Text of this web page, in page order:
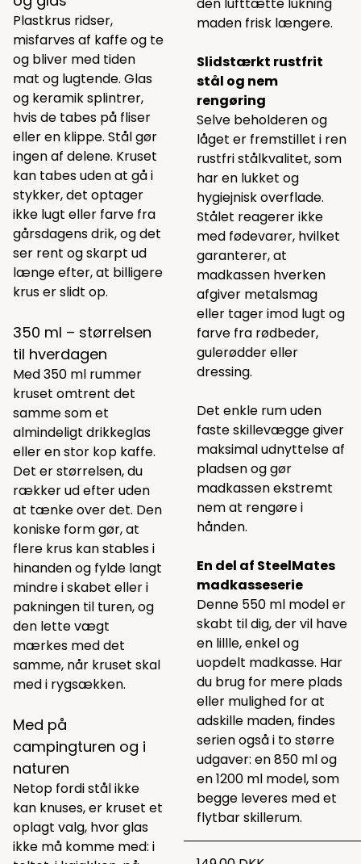
Plastkrus ridser,
misfarves af kaffe og te
og bliver med tiden
mat og lugtende. Glas
og keramik splintrer,
hvis de tabes på fliser
eller en klippe. Stål gør
ingen af delene. Kruset
kan tabes uden at gå i
stykker, det optager
ikke lugt eller farve fra
gårsdagens drik, og det
ser rent og skarpt ud
længe efter, at billigere
krus er slidt op.
350 ml – størrelsen
til hverdagen
Med 350 ml rummer
kruset omtrent det
samme som et
almindeligt drikkeglas
eller en stor kop kaffe.
Det er størrelsen, du
rækker ud efter uden
at tænke over det. Den
koniske form gør, at
flere krus kan stables i
hinanden og fylde langt
mindre i skabet eller i
pakningen til turen, og
den lette vægt
mærkes med det
samme, når kruset skal
med i rygsækken.
Med på
campingturen og i
naturen
Netop fordi stål ikke
kan knuses, er kruset et
oplagt valg, hvor glas
ikke må komme med: i
maden frisk længere.
Slidstærkt rustfrit
stål og nem
rengøring
Selve beholderen og
låget er fremstillet i ren
rustfri stålkvalitet, som
har en lukket og
hygiejnisk overflade.
Stålet reagerer ikke
med fødevarer, hvilket
garanterer, at
madkassen hverken
afgiver metalsmag
eller tager imod lugt og
farve fra rødbeder,
gulerødder eller
dressing.
Det enkle rum uden
faste skillevægge giver
maksimal udnyttelse af
pladsen og gør
madkassen ekstremt
nem at rengøre i
hånden.
En del af SteelMates
madkasseserie
Denne 550 ml model er
skabt til dig, der vil have
en lillle, enkel og
uopdelt madkasse. Har
du brug for mere plads
eller mulighed for at
adskille maden, findes
serien også i to større
udgaver: en 850 ml og
en 1200 ml model, som
begge leveres med et
flytbar skillerum.